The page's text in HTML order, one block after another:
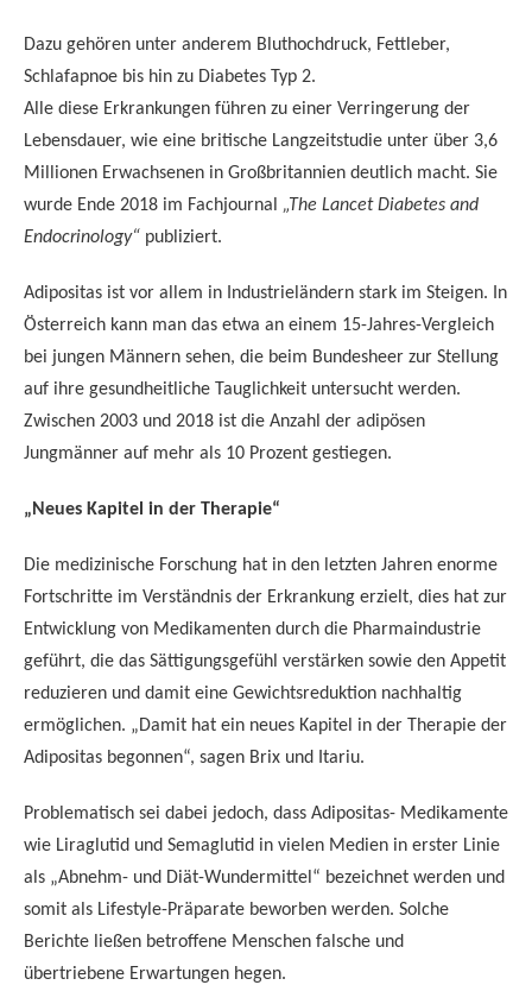
Dazu gehören unter anderem Bluthochdruck, Fettleber,
Schlafapnoe bis hin zu Diabetes Typ 2.
Alle diese Erkrankungen führen zu einer Verringerung der
Lebensdauer, wie eine britische Langzeitstudie unter über 3,6
Millionen Erwachsenen in Großbritannien deutlich macht. Sie
wurde Ende 2018 im Fachjournal „The Lancet Diabetes and
Endocrinology“ publiziert.
Adipositas ist vor allem in Industrieländern stark im Steigen. In
Österreich kann man das etwa an einem 15-Jahres-Vergleich
bei jungen Männern sehen, die beim Bundesheer zur Stellung
auf ihre gesundheitliche Tauglichkeit untersucht werden.
Zwischen 2003 und 2018 ist die Anzahl der adipösen
Jungmänner auf mehr als 10 Prozent gestiegen.
„Neues Kapitel in der Therapie“
Die medizinische Forschung hat in den letzten Jahren enorme
Fortschritte im Verständnis der Erkrankung erzielt, dies hat zur
Entwicklung von Medikamenten durch die Pharmaindustrie
geführt, die das Sättigungsgefühl verstärken sowie den Appetit
reduzieren und damit eine Gewichtsreduktion nachhaltig
ermöglichen. „Damit hat ein neues Kapitel in der Therapie der
Adipositas begonnen“, sagen Brix und Itariu.
Problematisch sei dabei jedoch, dass Adipositas- Medikamente
wie Liraglutid und Semaglutid in vielen Medien in erster Linie
als „Abnehm- und Diät-Wundermittel“ bezeichnet werden und
somit als Lifestyle-Präparate beworben werden. Solche
Berichte ließen betroffene Menschen falsche und
übertriebene Erwartungen hegen.